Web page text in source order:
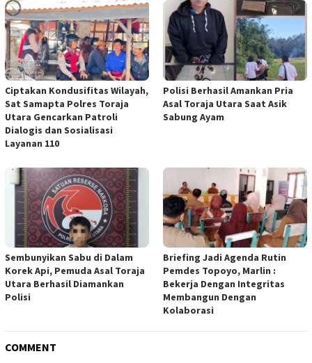
Ciptakan Kondusifitas Wilayah,
Sat Samapta Polres Toraja
Utara Gencarkan Patroli
Dialogis dan Sosialisasi
Layanan 110
Polisi Berhasil Amankan Pria
Asal Toraja Utara Saat Asik
Sabung Ayam
Sembunyikan Sabu di Dalam
Korek Api, Pemuda Asal Toraja
Utara Berhasil Diamankan
Polisi
Briefing Jadi Agenda Rutin
Pemdes Topoyo, Marlin :
Bekerja Dengan Integritas
Membangun Dengan
Kolaborasi
COMMENT